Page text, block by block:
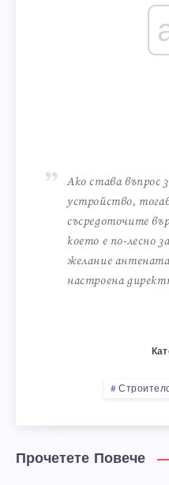
Ако става въпрос
устройство,
съсредоточите
което е по-лесно
желание
настроена
Прочетете Повече